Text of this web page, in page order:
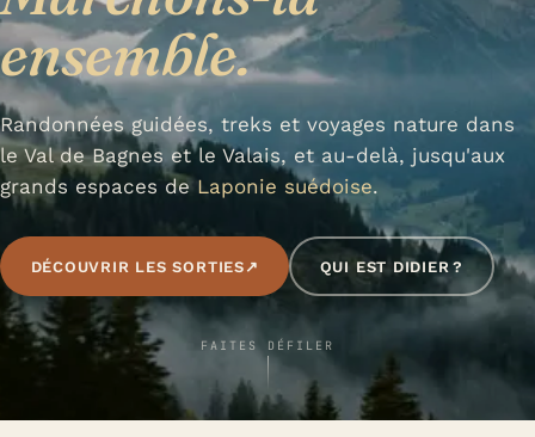
ensemble.
Randonnées guidées, treks et voyages nature dans
le Val de Bagnes et le Valais, et au-delà, jusqu'aux
grands espaces de Laponie suédoise.
DÉCOUVRIR LES SORTIES ↗ QUI EST DIDIER ?
FAITES DÉFILER